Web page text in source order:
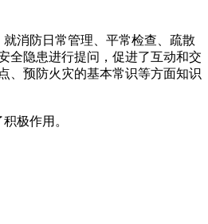
消防日常管理、平常检查、疏散
全隐患进行提问，促进了互动和交
、预防火灾的基本常识等方面知识
极作用。